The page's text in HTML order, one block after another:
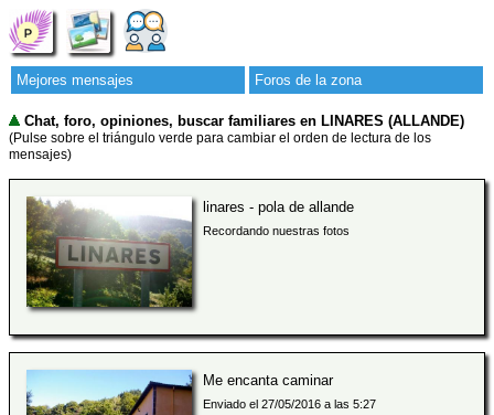
Mejores mensajes Foros de la zona
Chat, foro, opiniones, buscar familiares en LINARES (ALLANDE)
(Pulse sobre el triángulo verde para cambiar el orden de lectura de los
mensajes)
linares - pola de allande
Recordando nuestras fotos
Me encanta caminar
Enviado el 27/05/2016 a las 5:27